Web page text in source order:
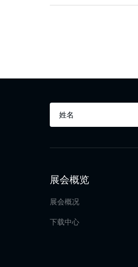
展会概览
展会概况
下载中心